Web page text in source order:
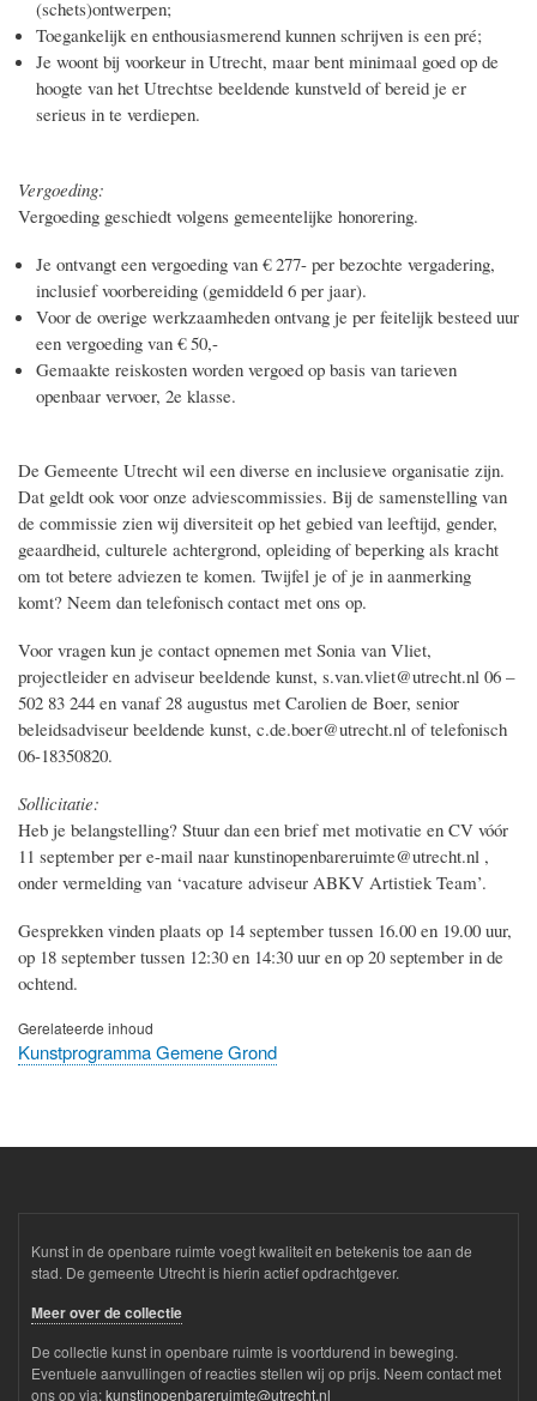
(schets)ontwerpen;
Toegankelijk en enthousiasmerend kunnen schrijven is een pré;
Je woont bij voorkeur in Utrecht, maar bent minimaal goed op de
hoogte van het Utrechtse beeldende kunstveld of bereid je er
serieus in te verdiepen.
Vergoeding:
Vergoeding geschiedt volgens gemeentelijke honorering.
Je ontvangt een vergoeding van € 277- per bezochte vergadering,
inclusief voorbereiding (gemiddeld 6 per jaar).
Voor de overige werkzaamheden ontvang je per feitelijk besteed uur
een vergoeding van € 50,-
Gemaakte reiskosten worden vergoed op basis van tarieven
openbaar vervoer, 2e klasse.
De Gemeente Utrecht wil een diverse en inclusieve organisatie zijn.
Dat geldt ook voor onze adviescommissies. Bij de samenstelling van
de commissie zien wij diversiteit op het gebied van leeftijd, gender,
geaardheid, culturele achtergrond, opleiding of beperking als kracht
om tot betere adviezen te komen. Twijfel je of je in aanmerking
komt? Neem dan telefonisch contact met ons op.
Voor vragen kun je contact opnemen met Sonia van Vliet,
projectleider en adviseur beeldende kunst, s.van.vliet@utrecht.nl 06 –
502 83 244 en vanaf 28 augustus met Carolien de Boer, senior
beleidsadviseur beeldende kunst, c.de.boer@utrecht.nl of telefonisch
06-18350820.
Sollicitatie:
Heb je belangstelling? Stuur dan een brief met motivatie en CV vóór
11 september per e-mail naar kunstinopenbareruimte@utrecht.nl ,
onder vermelding van ‘vacature adviseur ABKV Artistiek Team’.
Gesprekken vinden plaats op 14 september tussen 16.00 en 19.00 uur,
op 18 september tussen 12:30 en 14:30 uur en op 20 september in de
ochtend.
Gerelateerde inhoud
Kunstprogramma Gemene Grond
Kunst in de openbare ruimte voegt kwaliteit en betekenis toe aan de
stad. De gemeente Utrecht is hierin actief opdrachtgever.
Meer over de collectie
De collectie kunst in openbare ruimte is voortdurend in beweging.
Eventuele aanvullingen of reacties stellen wij op prijs. Neem contact met
ons op via:kunstinopenbareruimte@utrecht.nl